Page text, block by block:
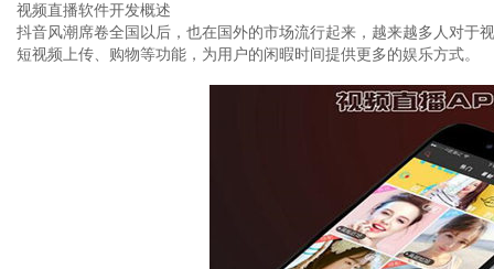
视频直播软件开发概述
抖音风潮席卷全国以后，也在国外的市场流行起来，越来越多人对于
短视频上传、购物等功能，为用户的闲暇时间提供更多的娱乐方式。